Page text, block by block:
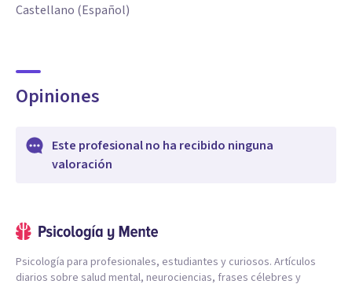
Castellano (Español)
Opiniones
Este profesional no ha recibido ninguna
valoración
Psicología para profesionales, estudiantes y curiosos. Artículos
diarios sobre salud mental, neurociencias, frases célebres y